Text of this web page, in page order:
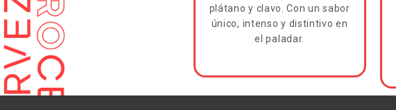
plátano y clavo. Con un sabor
único, intenso y distintivo en
el paladar.